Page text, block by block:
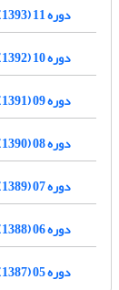
دوره 11 (1393)
دوره 10 (1392)
دوره 09 (1391)
دوره 08 (1390)
دوره 07 (1389)
دوره 06 (1388)
دوره 05 (1387)